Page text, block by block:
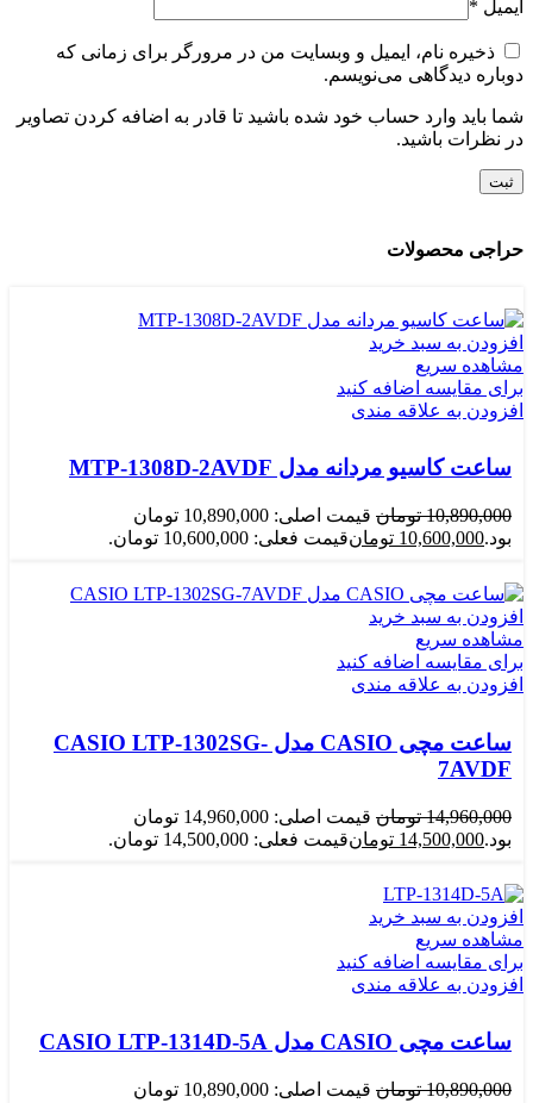
ایمیل *
ذخیره نام، ایمیل و وبسایت من در مرورگر برای زمانی که
دوباره دیدگاهی می‌نویسم.
شما باید وارد حساب خود شده باشید تا قادر به اضافه کردن تصاویر
در نظرات باشید.
حراجی محصولات
افزودن به سبد خرید
مشاهده سریع
برای مقایسه اضافه کنید
افزودن به علاقه مندی
ساعت کاسیو مردانه مدل MTP-1308D-2AVDF
10,890,000 تومان
قیمت اصلی: 10,890,000 تومان
بود.10,600,000 تومانقیمت فعلی: 10,600,000 تومان.
افزودن به سبد خرید
مشاهده سریع
برای مقایسه اضافه کنید
افزودن به علاقه مندی
ساعت مچی CASIO مدل CASIO LTP-1302SG-
7AVDF
14,960,000 تومان
قیمت اصلی: 14,960,000 تومان
بود.14,500,000 تومانقیمت فعلی: 14,500,000 تومان.
افزودن به سبد خرید
مشاهده سریع
برای مقایسه اضافه کنید
افزودن به علاقه مندی
ساعت مچی CASIO مدل CASIO LTP-1314D-5A
10,890,000 تومان
قیمت اصلی: 10,890,000 تومان